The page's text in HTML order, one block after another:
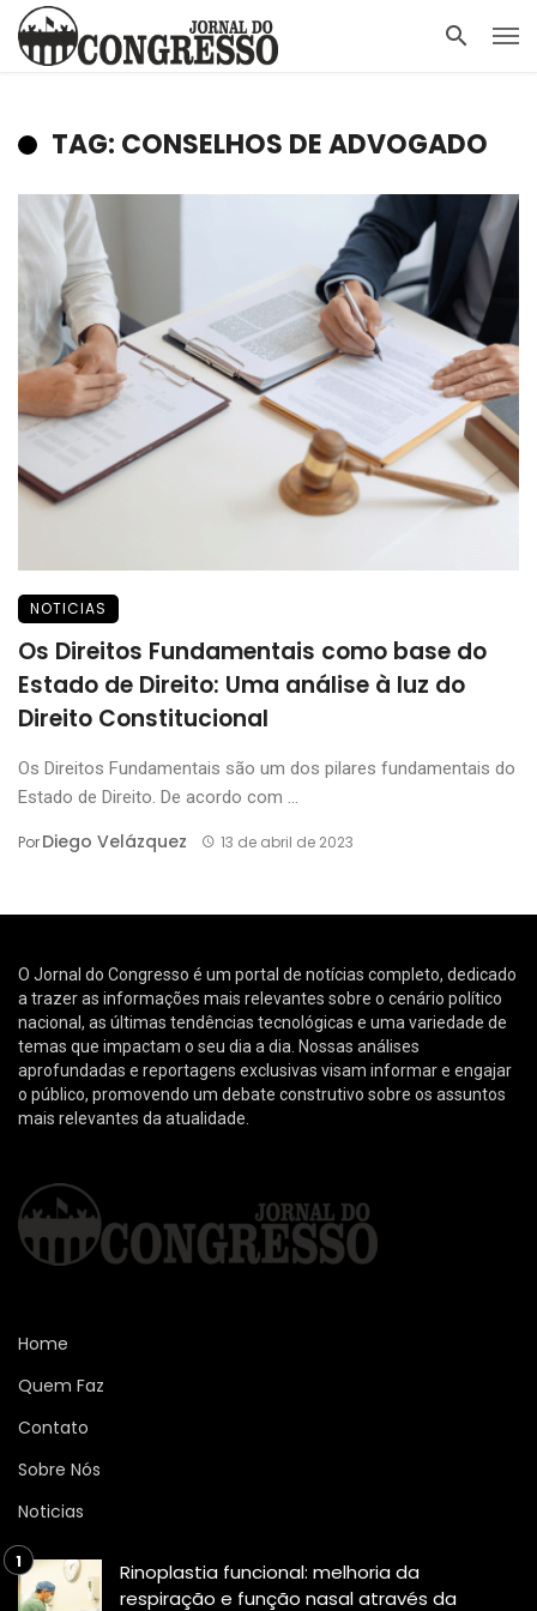
TAG: CONSELHOS DE ADVOGADO
NOTICIAS
Os Direitos Fundamentais como base do
Estado de Direito: Uma análise à luz do
Direito Constitucional
Os Direitos Fundamentais são um dos pilares fundamentais do
Estado de Direito. De acordo com ...
PorDiego Velázquez 13 de abril de 2023
O Jornal do Congresso é um portal de notícias completo, dedicado
a trazer as informações mais relevantes sobre o cenário político
nacional, as últimas tendências tecnológicas e uma variedade de
temas que impactam o seu dia a dia. Nossas análises
aprofundadas e reportagens exclusivas visam informar e engajar
o público, promovendo um debate construtivo sobre os assuntos
mais relevantes da atualidade.
Home
Quem Faz
Contato
Sobre Nós
Noticias
Rinoplastia funcional: melhoria da
respiração e função nasal através da